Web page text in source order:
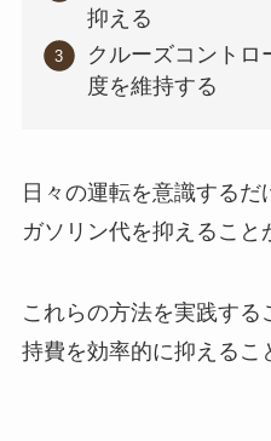
抑える
クルーズコントロ
度を維持する
日々の運転を意識するだ
ガソリン代を抑えること
これらの方法を実践す
持費を効率的に抑えるこ